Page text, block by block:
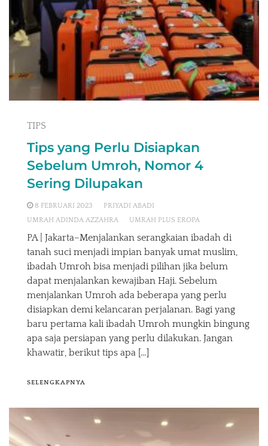
TIPS
Tips yang Perlu Disiapkan
Sebelum Umroh, Nomor 4
Sering Dilupakan
8 FEBRUARI 2023
PRIYADI ABADI
UMRAH ADINDA AZZAHRA
UMRAH PLUS EROPA
PA | Jakarta–Menjalankan serangkaian ibadah di
tanah suci menjadi impian banyak umat muslim,
ibadah Umroh bisa menjadi pilihan jika belum
dapat menjalankan kewajiban Haji. Sebelum
menjalankan Umroh ada beberapa yang perlu
disiapkan demi kelancaran perjalanan. Bagi yang
baru pertama kali ibadah Umroh mungkin bingung
apa saja persiapan yang perlu dilakukan. Jangan
khawatir, berikut tips apa […]
SELENGKAPNYA